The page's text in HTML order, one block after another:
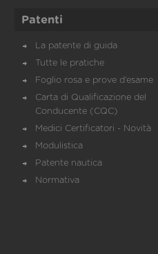
Patenti
La patente di guida
Tutte le pratiche
Foglio rosa e prove d’esame
Carta di Qualificazione del
Conducente (CQC)
Medici Certificatori - Novità
Modulistica
Patente nautica
Normativa